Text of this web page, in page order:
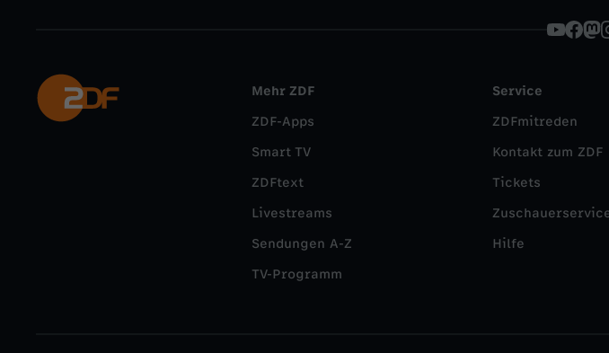
Mehr ZDF
ZDF-Apps
Smart TV
ZDFtext
Livestreams
Sendungen A-Z
TV-Programm
Service
ZDFmitreden
Kontakt zum ZDF
Tickets
Hilfe